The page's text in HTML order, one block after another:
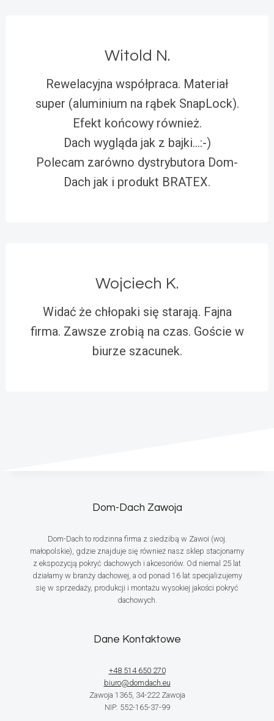
Witold N.
Rewelacyjna współpraca. Materiał
super (aluminium na rąbek SnapLock).
Efekt końcowy również.
Dach wygląda jak z bajki…:-)
Polecam zarówno dystrybutora Dom-
Dach jak i produkt BRATEX.
Wojciech K.
Widać że chłopaki się starają. Fajna
firma. Zawsze zrobią na czas. Goście w
biurze szacunek.
Dom-Dach Zawoja
Dom-Dach to rodzinna firma z siedzibą w Zawoi (woj.
małopolskie), gdzie znajduje się również nasz sklep stacjonarny
z ekspozycją pokryć dachowych i akcesoriów. Od niemal 25 lat
działamy w branży dachowej, a od ponad 16 lat specjalizujemy
się w sprzedaży, produkcji i montażu wysokiej jakości pokryć
dachowych.
Dane Kontaktowe
+48 514 650 270
biuro@domdach.eu
Zawoja 1365, 34-222 Zawoja
NIP: 552-165-37-99